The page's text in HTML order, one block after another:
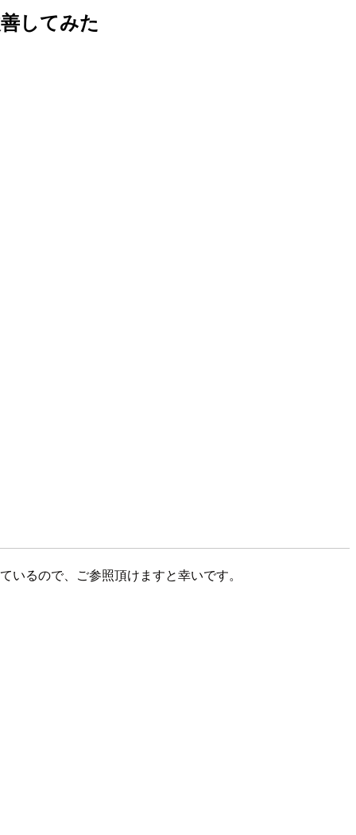
してみた
るので、ご参照頂けますと幸いです。